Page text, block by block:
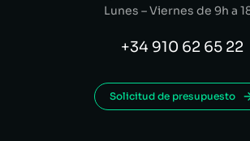
Lunes – Viernes de 9h a
+34 910 62 65 22
Solicitud de presupuesto